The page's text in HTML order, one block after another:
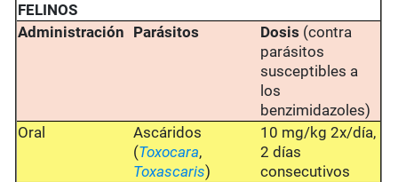
FELINOS
Administración Parásitos Dosis (contra
parásitos
susceptibles a
los
benzimidazoles)
Oral
Ascáridos
(Toxocara,
Toxascaris)
10 mg/kg 2x/día,
2 días
consecutivos